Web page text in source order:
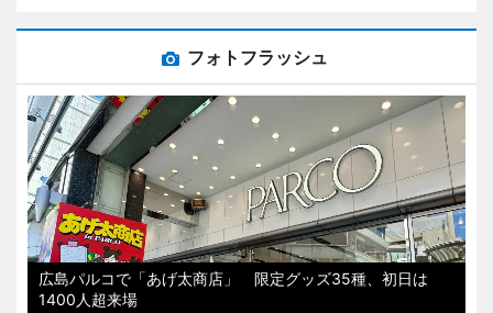
フォトフラッシュ
広島パルコで「あげ太商店」 限定グッズ35種、初日は
1400人超来場